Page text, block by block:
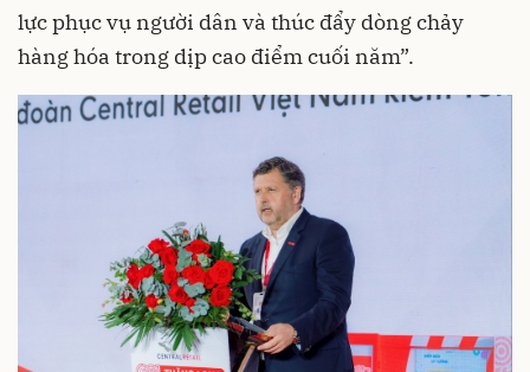
lực phục vụ người dân và thúc đẩy dòng chảy
hàng hóa trong dịp cao điểm cuối năm”.